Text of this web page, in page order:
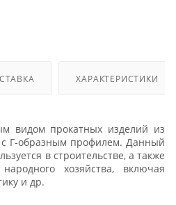
ХАРАКТЕРИСТИКИ
видом прокатных изделий из
с Г-образным профилем. Данный
в строительстве, а также
хозяйства, включая
и др.